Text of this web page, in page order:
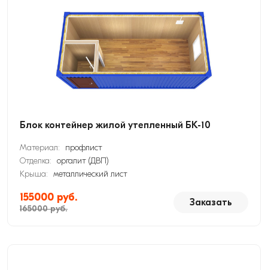
Блок контейнер жилой утепленный БК-10
Материал:
профлист
Отделка: оргалит (ДВП)
Крыша: металлический лист
155000 руб.
165000 руб.
Заказать